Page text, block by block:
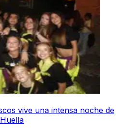
vive una intensa noche de